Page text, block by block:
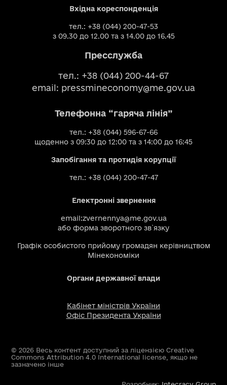
Вхідна кореспонденція
тел.: +38 (044) 200-47-53
з 09.30 до 12.00 та з 14.00 до 16.45
Пресслужба
тел.: +38 (044) 200-44-67
email: pressmineconomy@me.gov.ua
Телефонна “гаряча лінія”
тел.: +38 (044) 596-67-66
щоденно з 09:30 до 12:00 та з 14:00 до 16:45
Запобігання та протидія корупції
тел.: +38 (044) 200-47-47
Електронні звернення
email:zvernennya@me.gov.ua
або форма зворотного зв`язку
Графік особистого прийому громадян керівництвом
Мінекономіки
Органи державної влади
Кабінет міністрів України
Офіс Президента України
© 2026 Весь контент доступний за ліцензією Creative
Commons Attribution 4.0 International license, якщо не
зазначено інше